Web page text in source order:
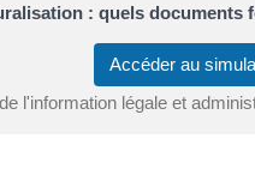
: quels documents
Accéder au
l'information légale et